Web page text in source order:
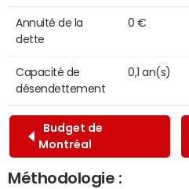
Annuité de la
dette
0 €
Capacité de
désendettement
0,1 an(s)
Budget de
Montréal
Méthodologie :